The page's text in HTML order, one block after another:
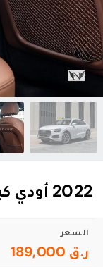
2022 أودي كيو 8 55 TFSI Quattro
السعر
ر.ق 189,000